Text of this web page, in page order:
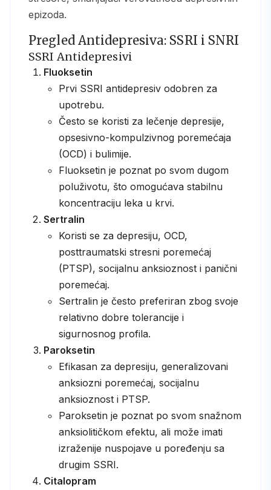
epizoda.
Pregled Antidepresiva: SSRI i SNRI
SSRI Antidepresivi
Fluoksetin
Prvi SSRI antidepresiv odobren za
upotrebu.
Često se koristi za lečenje depresije,
opsesivno-kompulzivnog poremećaja
(OCD) i bulimije.
Fluoksetin je poznat po svom dugom
poluživotu, što omogućava stabilnu
koncentraciju leka u krvi.
Sertralin
Koristi se za depresiju, OCD,
posttraumatski stresni poremećaj
(PTSP), socijalnu anksioznost i panični
poremećaj.
Sertralin je često preferiran zbog svoje
relativno dobre tolerancije i
sigurnosnog profila.
Paroksetin
Efikasan za depresiju, generalizovani
anksiozni poremećaj, socijalnu
anksioznost i PTSP.
Paroksetin je poznat po svom snažnom
anksiolitičkom efektu, ali može imati
izraženije nuspojave u poređenju sa
drugim SSRI.
Citalopram